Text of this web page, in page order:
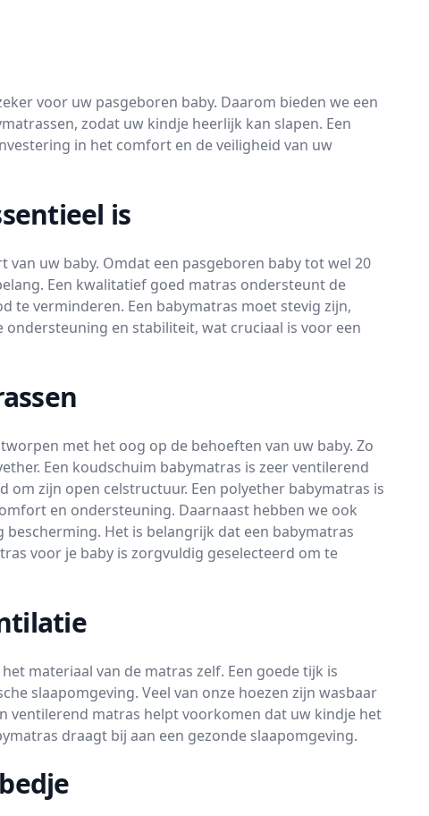
voor uw pasgeboren baby. Daarom bieden we een
zodat uw kindje heerlijk kan slapen. Een
in het comfort en de veiligheid van uw
is
uw baby. Omdat een pasgeboren baby tot wel 20
Een kwalitatief goed matras ondersteunt de
te verminderen. Een babymatras moet stevig zijn,
en stabiliteit, wat cruciaal is voor een
met het oog op de behoeften van uw baby. Zo
Een koudschuim babymatras is zeer ventilerend
zijn open celstructuur. Een polyether babymatras is
en ondersteuning. Daarnaast hebben we ook
Het is belangrijk dat een babymatras
voor je baby is zorgvuldig geselecteerd om te
materiaal van de matras zelf. Een goede tijk is
slaapomgeving. Veel van onze hoezen zijn wasbaar
ventilerend matras helpt voorkomen dat uw kindje het
draagt bij aan een gezonde slaapomgeving.